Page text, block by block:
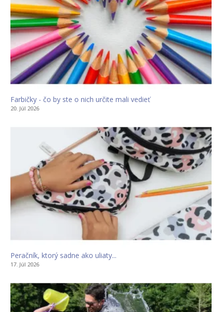
Farbičky - čo by ste o nich určite mali vedieť
20. Júl 2026
Peračník, ktorý sadne ako uliaty...
17. Júl 2026